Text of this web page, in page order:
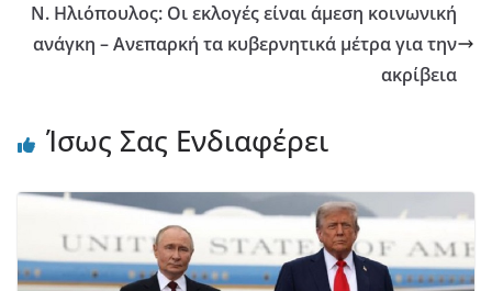
Ν. Ηλιόπουλος: Οι εκλογές είναι άμεση κοινωνική
ανάγκη – Ανεπαρκή τα κυβερνητικά μέτρα για την
ακρίβεια
Ίσως Σας Ενδιαφέρει